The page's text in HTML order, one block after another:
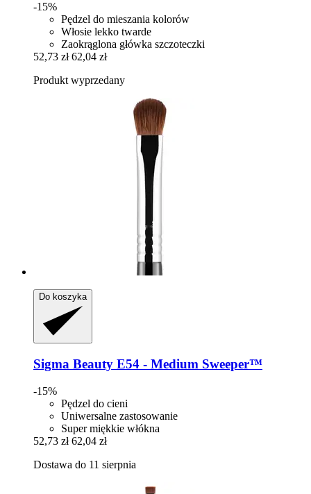
-15%
Pędzel do mieszania kolorów
Włosie lekko twarde
Zaokrąglona główka szczoteczki
52,73 zł 62,04 zł
Produkt wyprzedany
Do koszyka
Sigma Beauty E54 -​ Medium Sweeper™
-15%
Pędzel do cieni
Uniwersalne zastosowanie
Super miękkie włókna
52,73 zł 62,04 zł
Dostawa do 11 sierpnia